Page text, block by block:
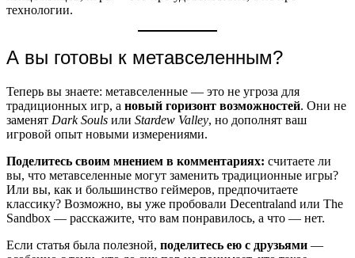
технологии.
А вы готовы к метавселенным?
Теперь вы знаете: метавселенные — это не угроза для
традиционных игр, а новый горизонт возможностей. Они не
заменят Dark Souls или Stardew Valley, но дополнят ваш
игровой опыт новыми измерениями.
Поделитесь своим мнением в комментариях: считаете ли
вы, что метавселенные могут заменить традиционные игры?
Или вы, как и большинство геймеров, предпочитаете
классику? Возможно, вы уже пробовали Decentraland или The
Sandbox — расскажите, что вам понравилось, а что — нет.
Если статья была полезной, поделитесь ею с друзьями —